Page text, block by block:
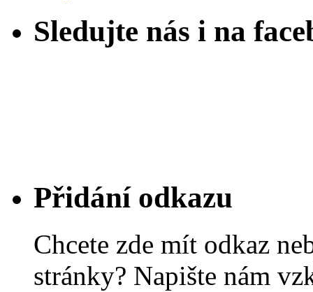
Sledujte nás i na
Přidání odkazu
Chcete zde mít odkaz
stránky? Napište nám